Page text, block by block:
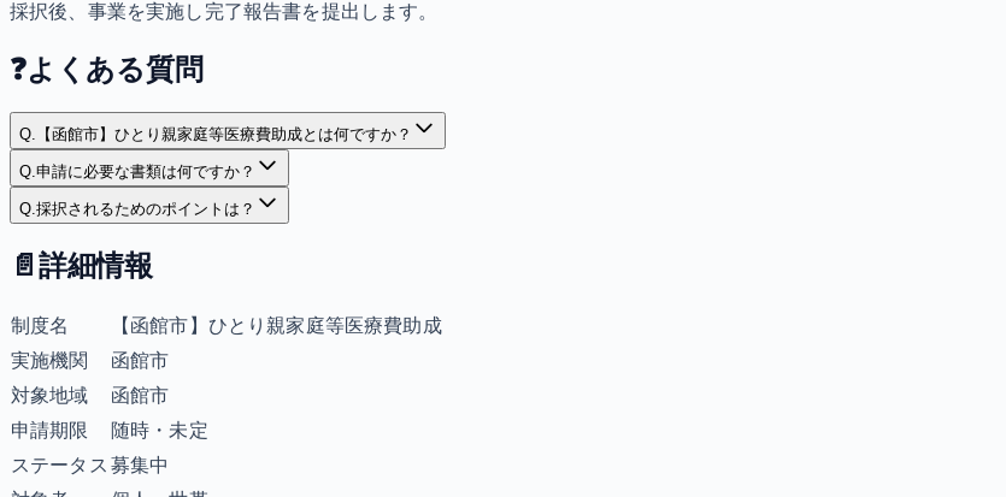
採択後、事業を実施し完了報告書を提出します。
❓よくある質問
Q. 【函館市】ひとり親家庭等医療費助成とは何ですか？
Q.申請に必要な書類は何ですか？
Q.採択されるためのポイントは？
📄 詳細情報
制度名
【函館市】ひとり親家庭等医療費助成
実施機関
函館市
対象地域
函館市
申請期限
随時・未定
ステータス 募集中